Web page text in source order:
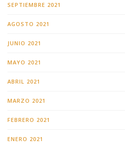
SEPTIEMBRE 2021
AGOSTO 2021
JUNIO 2021
MAYO 2021
ABRIL 2021
MARZO 2021
FEBRERO 2021
ENERO 2021